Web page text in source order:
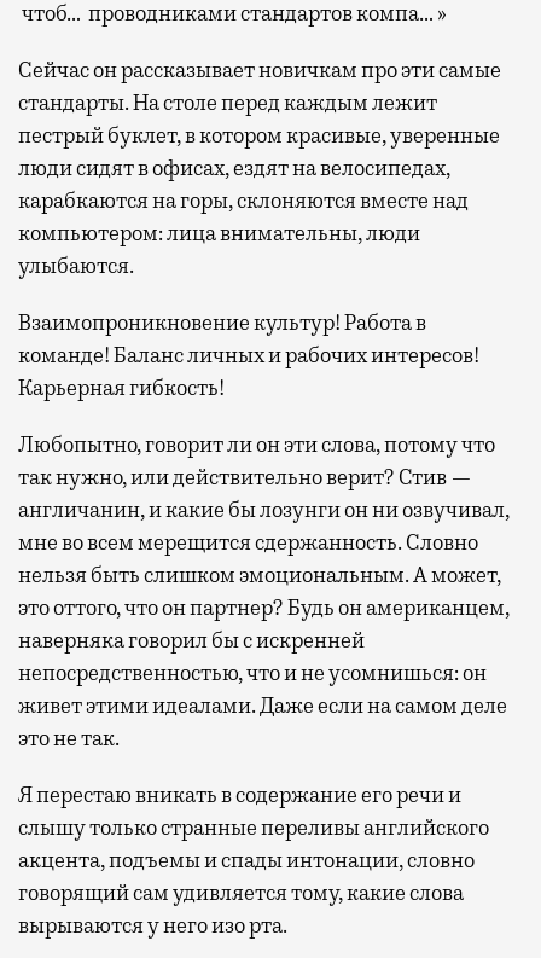
чтоб… проводниками стандартов компа… »
Сейчас он рассказывает новичкам про эти самые
стандарты. На столе перед каждым лежит
пестрый буклет, в котором красивые, уверенные
люди сидят в офисах, ездят на велосипедах,
карабкаются на горы, склоняются вместе над
компьютером: лица внимательны, люди
улыбаются.
Взаимопроникновение культур! Работа в
команде! Баланс личных и рабочих интересов!
Карьерная гибкость!
Любопытно, говорит ли он эти слова, потому что
так нужно, или действительно верит? Стив —
англичанин, и какие бы лозунги он ни озвучивал,
мне во всем мерещится сдержанность. Словно
нельзя быть слишком эмоциональным. А может,
это оттого, что он партнер? Будь он американцем,
наверняка говорил бы с искренней
непосредственностью, что и не усомнишься: он
живет этими идеалами. Даже если на самом деле
это не так.
Я перестаю вникать в содержание его речи и
слышу только странные переливы английского
акцента, подъемы и спады интонации, словно
говорящий сам удивляется тому, какие слова
вырываются у него изо рта.